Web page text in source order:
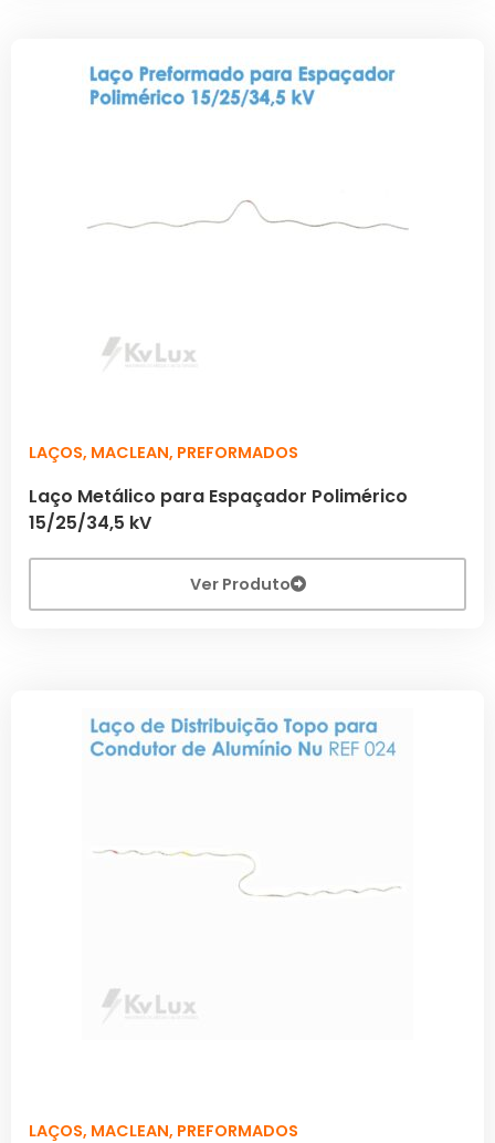
LAÇOS, MACLEAN, PREFORMADOS
Laço Metálico para Espaçador Polimérico
15/25/34,5 kV
Ver Produto
LAÇOS, MACLEAN, PREFORMADOS